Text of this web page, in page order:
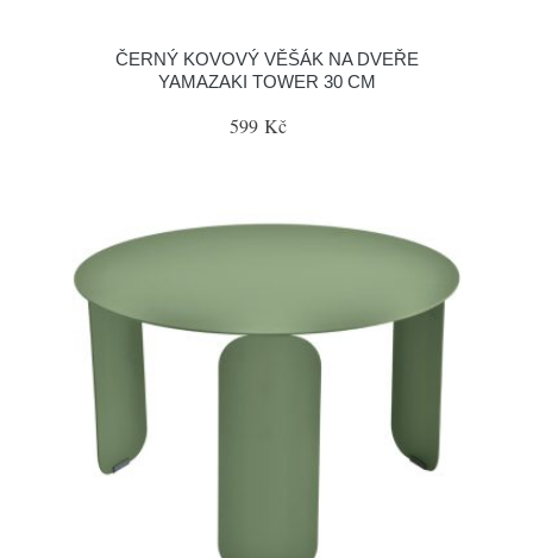
ČERNÝ KOVOVÝ VĚŠÁK NA DVEŘE
YAMAZAKI TOWER 30 CM
599 Kč